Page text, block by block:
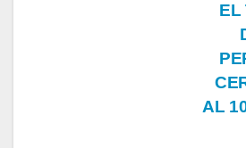
EL
AL